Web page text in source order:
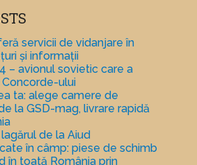
servicii de vidanjare în
și informații
– avionul sovietic care a
ului
ta: alege camere de
la GSD-mag, livrare rapidă
de la Aiud
în câmp: piese de schimb
în toată România prin